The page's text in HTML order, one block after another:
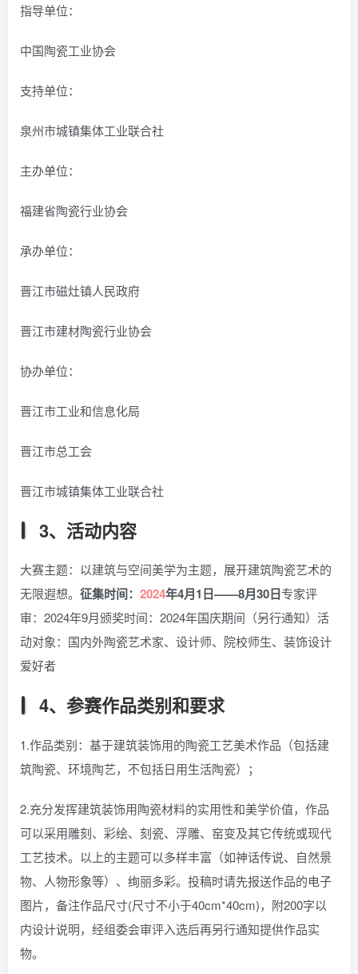
指导单位：
中国陶瓷工业协会
支持单位：
泉州市城镇集体工业联合社
主办单位：
福建省陶瓷行业协会
承办单位：
晋江市磁灶镇人民政府
晋江市建材陶瓷行业协会
协办单位：
晋江市工业和信息化局
晋江市总工会
晋江市城镇集体工业联合社
3、活动内容
大赛主题：以建筑与空间美学为主题，展开建筑陶瓷艺术的
无限遐想。 征集时间： 2024年4月1日——8月30日专家评
审：2024年9月颁奖时间：2024年国庆期间（另行通知）活
动对象：国内外陶瓷艺术家、设计师、院校师生、装饰设计
爱好者
4、参赛作品类别和要求
1.作品类别：基于建筑装饰用的陶瓷工艺美术作品（包括建
筑陶瓷、环境陶艺，不包括日用生活陶瓷）；
2.充分发挥建筑装饰用陶瓷材料的实用性和美学价值，作品
可以采用雕刻、彩绘、刻瓷、浮雕、窑变及其它传统或现代
工艺技术。以上的主题可以多样丰富（如神话传说、自然景
物、人物形象等）、绚丽多彩。投稿时请先报送作品的电子
图片，备注作品尺寸(尺寸不小于40cm*40cm)，附200字以
内设计说明，经组委会审评入选后再另行通知提供作品实
物。